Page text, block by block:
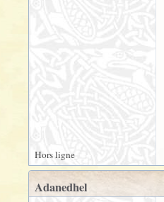
Hors ligne
Adanedhel